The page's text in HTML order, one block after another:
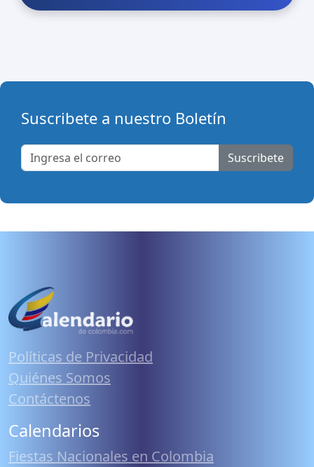
Suscribete a nuestro Boletín
Suscribete
Políticas de Privacidad
Quiénes Somos
Contáctenos
Calendarios
Fiestas Nacionales en Colombia